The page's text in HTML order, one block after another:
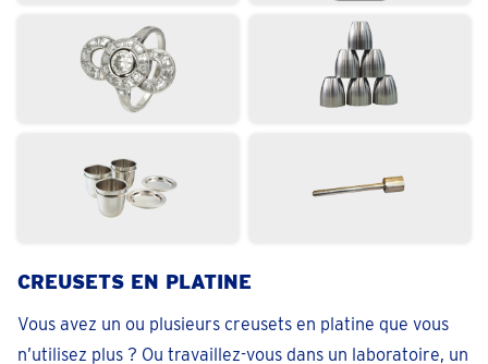
Koningin Astridlaan 2
• vendredi pour 09:30
téléphoner 013 48 01 48
Fermé• vendredi pour 09:30
Prendre un rendez-vous
CREUSETS EN PLATINE
Vous avez un ou plusieurs creusets en platine que vous
n’utilisez plus ? Ou travaillez-vous dans un laboratoire, un